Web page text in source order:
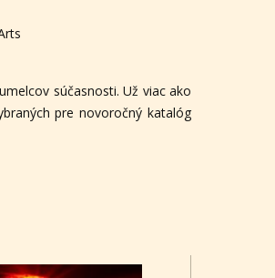
súčasnosti. Už viac ako
pre novoročný katalóg